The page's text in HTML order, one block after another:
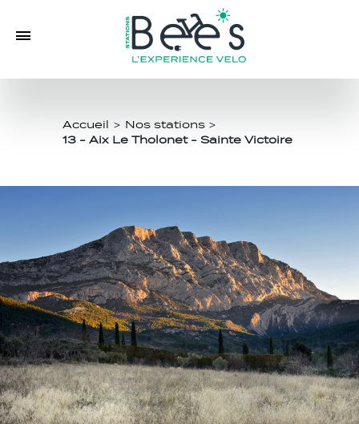
Accueil > Nos stations >
13 - Aix Le Tholonet - Sainte Victoire